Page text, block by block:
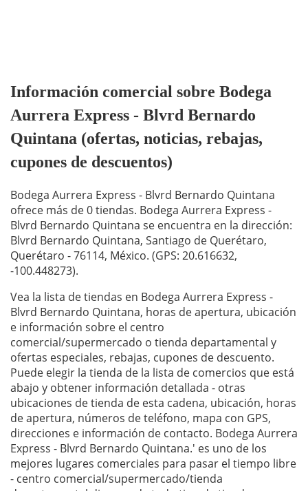
Información comercial sobre Bodega
Aurrera Express - Blvrd Bernardo
Quintana (ofertas, noticias, rebajas,
cupones de descuentos)
Bodega Aurrera Express - Blvrd Bernardo Quintana
ofrece más de 0 tiendas. Bodega Aurrera Express -
Blvrd Bernardo Quintana se encuentra en la dirección:
Blvrd Bernardo Quintana, Santiago de Querétaro,
Querétaro - 76114, México. (GPS: 20.616632,
-100.448273).
Vea la lista de tiendas en Bodega Aurrera Express -
Blvrd Bernardo Quintana, horas de apertura, ubicación
e información sobre el centro
comercial/supermercado o tienda departamental y
ofertas especiales, rebajas, cupones de descuento.
Puede elegir la tienda de la lista de comercios que está
abajo y obtener información detallada - otras
ubicaciones de tienda de esta cadena, ubicación, horas
de apertura, números de teléfono, mapa con GPS,
direcciones e información de contacto. Bodega Aurrera
Express - Blvrd Bernardo Quintana.' es uno de los
mejores lugares comerciales para pasar el tiempo libre
- centro comercial/supermercado/tienda